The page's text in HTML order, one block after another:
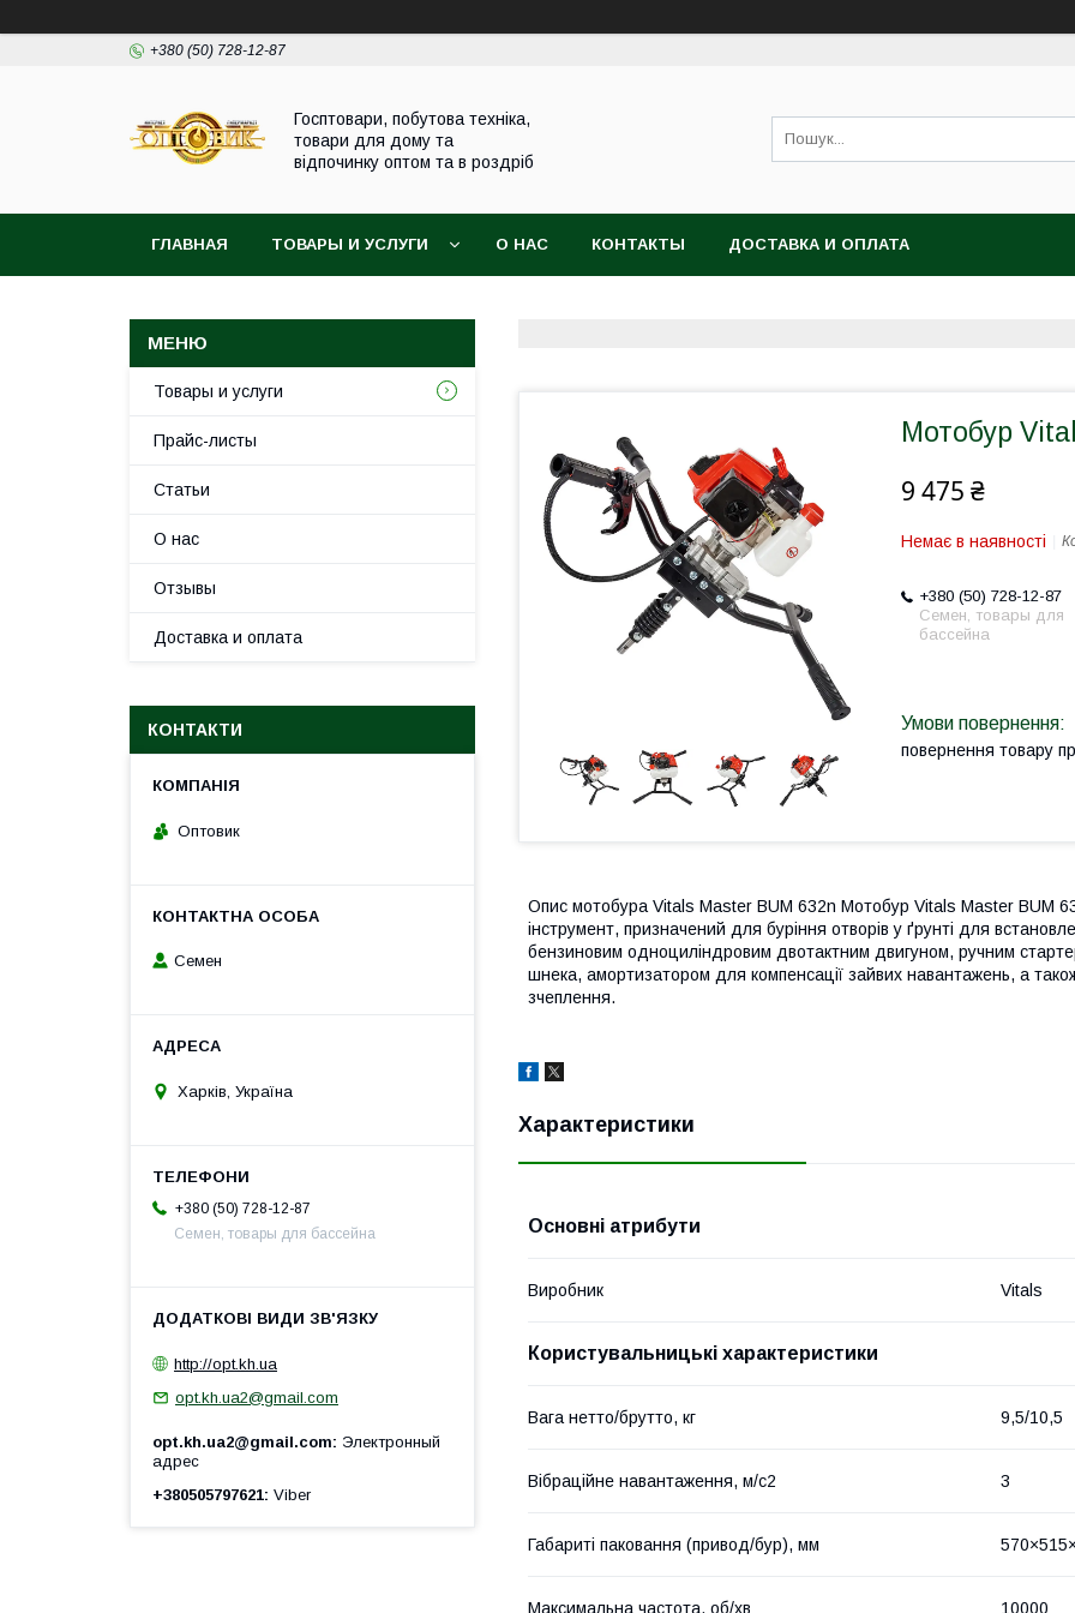
+380 (50) 728-12-87
Госптовари, побутова техніка,
товари для дому та
відпочинку оптом та в роздріб
ГЛАВНАЯ ТОВАРЫ И УСЛУГИ О НАС КОНТАКТЫ ДОСТАВКА И ОПЛАТА
Мотобур
9 475 ₴
Немає в наявності
+380 (50) 728-12-87
Семен, товары для
бассейна
повернення товару
Опис мотобура Vitals Master BUM 632n Мотобур Vitals Master BUM
інструмент, призначений для буріння отворів у ґрунті для
бензиновим одноциліндровим двотактним двигуном, ручним
шнека, амортизатором для компенсації зайвих навантажень, а
зчеплення.
Характеристики
Основні атрибути
Виробник Vitals
Користувальницькі характеристики
Вага нетто/брутто, кг 9,5/10,5
Вібраційне навантаження, м/с2 3
Габариті паковання (привод/бур), мм
Максимальна частота, об/хв 10000
Товары и услуги
Прайс-листы
Статьи
О нас
Отзывы
Доставка и оплата
КОНТАКТИ
Оптовик
Семен
Харків, Україна
+380 (50) 728-12-87
Семен, товары для бассейна
http://opt.kh.ua
opt.kh.ua2@gmail.com
opt.kh.ua2@gmail.com
Электронный
адрес
+380505797621 Viber